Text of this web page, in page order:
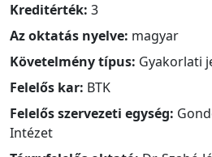
Kreditérték: 3
Az oktatás nyelve: magyar
Követelmény típus: Gyakorlati
Felelős kar: BTK
Felelős szervezeti egység:
Intézet